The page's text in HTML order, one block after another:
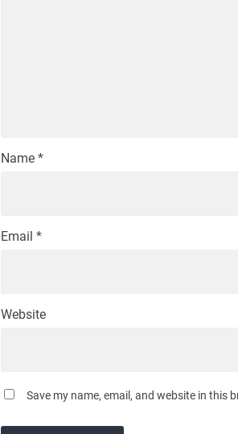
Name *
Email *
Website
Save my name, email, and website in this